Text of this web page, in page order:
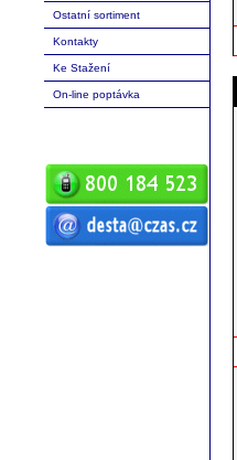
Ostatní sortiment
Kontakty
Ke Stažení
On-line poptávka